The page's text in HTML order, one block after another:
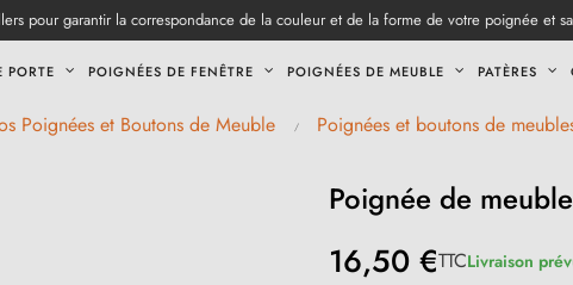
pour garantir la correspondance de la couleur et de la forme de votre poignée et
PORTE POIGNÉES DE FENÊTRE POIGNÉES DE MEUBLE PATÈRES
Poignées et Boutons de Meuble Poignées et boutons de
Poignée de
16,50 €TTCLivraison